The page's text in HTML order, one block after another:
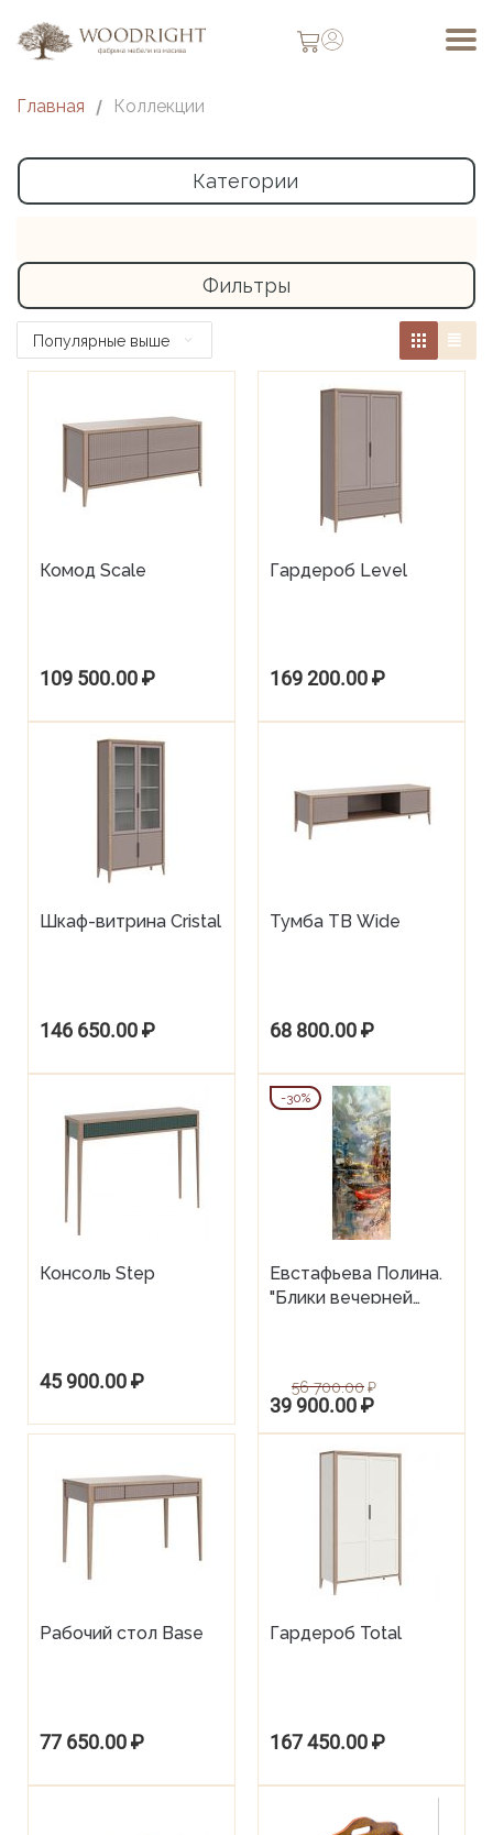
Главная / Коллекции
Категории
Фильтры
Популярные выше
Комод Scale
109 500.00₽
Гардероб Level
169 200.00₽
Шкаф-витрина Cristal
146 650.00₽
Тумба ТВ Wide
68 800.00₽
Консоль Step
45 900.00₽
30%
Евстафьева Полина.
"Блики вечерней
масло. 50 х 130 см.
56 700.00₽
39 900.00₽
Рабочий стол Base
77 650.00₽
Гардероб Total
167 450.00₽